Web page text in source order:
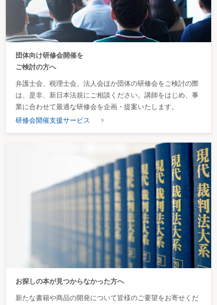
団体向け研修会開催を
ご検討の方へ
弁護士会、税理士会、法人会ほか団体の研修会をご検討の際
は、是非、新日本法規にご相談ください。講師をはじめ、事
業に合わせて最適な研修会を企画・提案いたします。
研修会開催支援サービス
お探しの本が見つからなかった方へ
新たな書籍や商品の開発について皆様のご要望をお寄せくだ